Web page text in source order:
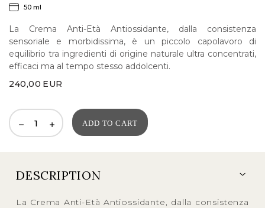
50 ml
La Crema Anti-Età Antiossidante, dalla consistenza
sensoriale e morbidissima, è un piccolo capolavoro di
equilibrio tra ingredienti di origine naturale ultra concentrati,
efficaci ma al tempo stesso addolcenti.
240,00 EUR
ADD TO CART
DESCRIPTION
La Crema Anti-Età Antiossidante, dalla consistenza